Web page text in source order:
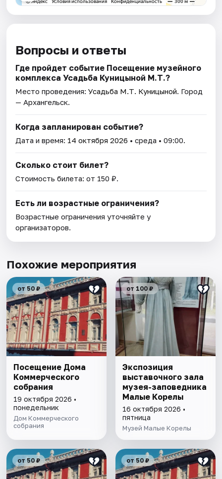
Вопросы и ответы
Где пройдет событие Посещение музейного
комплекса Усадьба Куницыной М.Т.?
Место проведения:Усадьба М.Т. Куницыной. Город
— Архангельск.
Когда запланирован событие?
Дата и время: 14 октября 2026 • среда • 09:00.
Сколько стоит билет?
Стоимость билета: от 150 ₽.
Есть ли возрастные ограничения?
Возрастные ограничения уточняйте у
организаторов.
Похожие мероприятия
от 50 ₽
Посещение Дома
Коммерческого
собрания
19 октября 2026 •
понедельник
Дом Коммерческого
собрания
от 100 ₽
Экспозиция
выставочного зала
музея-заповедника
Малые Корелы
16 октября 2026 •
пятница
Музей Малые Корелы
от 50 ₽ от 50 ₽